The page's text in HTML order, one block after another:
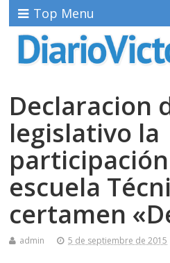
Top Menu
Declaracion
legislativo la
escuela
certamen
admin 5 de septiembre de 2015